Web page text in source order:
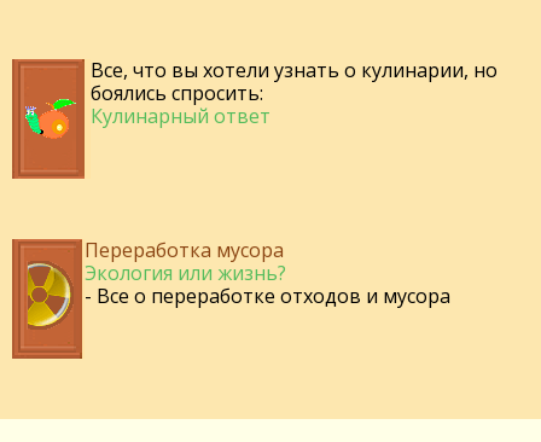
Все, что вы хотели узнать о кулинарии, но
боялись спросить:
Кулинарный ответ
Переработка мусора
Экология или жизнь?
- Все о переработке отходов и мусора